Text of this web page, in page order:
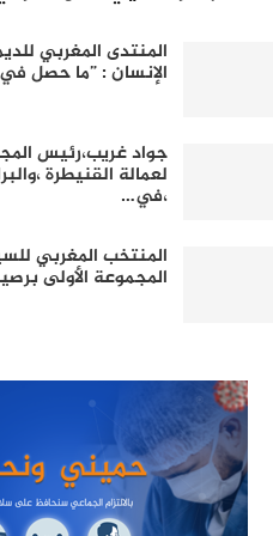
المنتدى المغربي
الإنسان : ”ما حصل
جواد غريب،رئيس
لعمالة القنيطرة
،في…
المنتخب المغربي
المجموعة الأولى